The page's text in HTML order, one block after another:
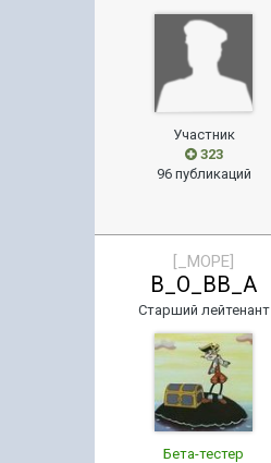
Участник
323
96 публикаций
[_MOPE]
B_O_BB_A
Старший лейтенант
Бета-тестер